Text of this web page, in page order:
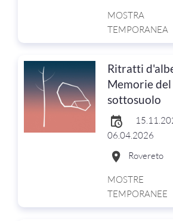
MOSTRA
TEMPORANEA
Ritratti
Memorie del
sottosuolo
06.04.2026
Rovereto
MOSTRE
TEMPORANEE